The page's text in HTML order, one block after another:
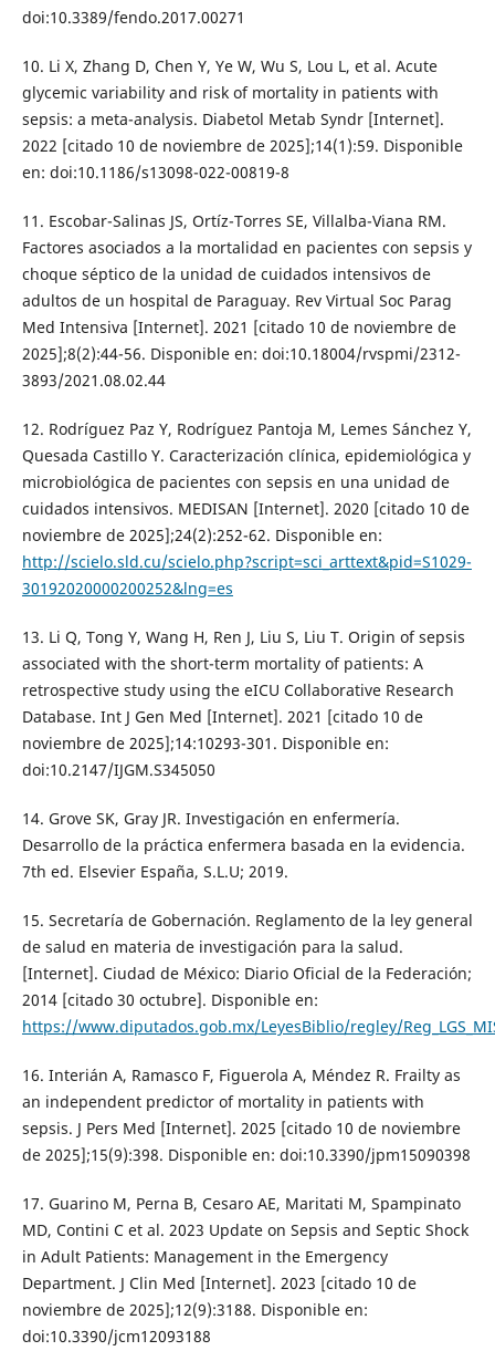
doi:10.3389/fendo.2017.00271
10. Li X, Zhang D, Chen Y, Ye W, Wu S, Lou L, et al. Acute
glycemic variability and risk of mortality in patients with
sepsis: a meta-analysis. Diabetol Metab Syndr [Internet].
2022 [citado 10 de noviembre de 2025];14(1):59. Disponible
en: doi:10.1186/s13098-022-00819-8
11. Escobar-Salinas JS, Ortíz-Torres SE, Villalba-Viana RM.
Factores asociados a la mortalidad en pacientes con sepsis y
choque séptico de la unidad de cuidados intensivos de
adultos de un hospital de Paraguay. Rev Virtual Soc Parag
Med Intensiva [Internet]. 2021 [citado 10 de noviembre de
2025];8(2):44-56. Disponible en: doi:10.18004/rvspmi/2312-
3893/2021.08.02.44
12. Rodríguez Paz Y, Rodríguez Pantoja M, Lemes Sánchez Y,
Quesada Castillo Y. Caracterización clínica, epidemiológica y
microbiológica de pacientes con sepsis en una unidad de
cuidados intensivos. MEDISAN [Internet]. 2020 [citado 10 de
noviembre de 2025];24(2):252-62. Disponible en:
http://scielo.sld.cu/scielo.php?script=sci_arttext&pid=S1029-
30192020000200252&lng=es
13. Li Q, Tong Y, Wang H, Ren J, Liu S, Liu T. Origin of sepsis
associated with the short-term mortality of patients: A
retrospective study using the eICU Collaborative Research
Database. Int J Gen Med [Internet]. 2021 [citado 10 de
noviembre de 2025];14:10293-301. Disponible en:
doi:10.2147/IJGM.S345050
14. Grove SK, Gray JR. Investigación en enfermería.
Desarrollo de la práctica enfermera basada en la evidencia.
7th ed. Elsevier España, S.L.U; 2019.
15. Secretaría de Gobernación. Reglamento de la ley general
de salud en materia de investigación para la salud.
[Internet]. Ciudad de México: Diario Oficial de la Federación;
2014 [citado 30 octubre]. Disponible en:
https://www.diputados.gob.mx/LeyesBiblio/regley/
16. Interián A, Ramasco F, Figuerola A, Méndez R. Frailty as
an independent predictor of mortality in patients with
sepsis. J Pers Med [Internet]. 2025 [citado 10 de noviembre
de 2025];15(9):398. Disponible en: doi:10.3390/jpm15090398
17. Guarino M, Perna B, Cesaro AE, Maritati M, Spampinato
MD, Contini C et al. 2023 Update on Sepsis and Septic Shock
in Adult Patients: Management in the Emergency
Department. J Clin Med [Internet]. 2023 [citado 10 de
noviembre de 2025];12(9):3188. Disponible en:
doi:10.3390/jcm12093188